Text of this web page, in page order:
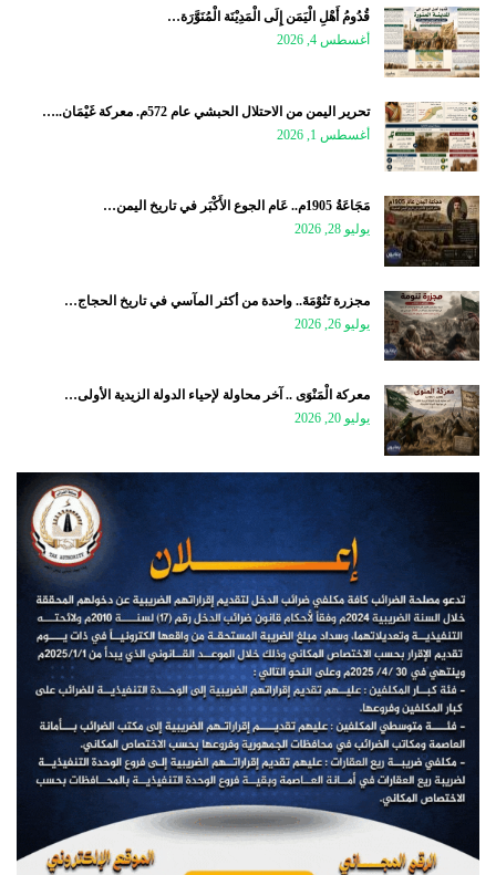
قُدُومُ أَهْلِ الْيَمَن إِلَى الْمَدِيْنَة الْمُنَوَّرَة…
أغسطس 4, 2026
تحرير اليمن من الاحتلال الحبشي عام 572م. معركة غَيْمَان..…
أغسطس 1, 2026
مَجَاعَةُ 1905م.. عَام الجوع الأَكْبَر في تاريخ اليمن…
يوليو 28, 2026
مجزرة تَنُوْمَةَ.. واحدة من أكثر المآسي في تاريخ الحجاج…
يوليو 26, 2026
معركة الْمَنْوَى .. آخر محاولة لإحياء الدولة الزيدية الأولى…
يوليو 20, 2026